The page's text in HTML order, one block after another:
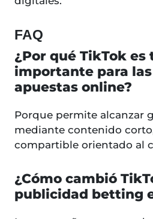
FAQ
¿Por qué TikTok es
importante para
apuestas online?
Porque permite alcanzar
mediante contenido
compartible orientado al
¿Cómo cambió
publicidad betting